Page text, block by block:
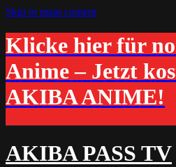
Skip to main content
Klicke hier für
Anime – Jetzt
AKIBA ANIME!
AKIBA PASS TV